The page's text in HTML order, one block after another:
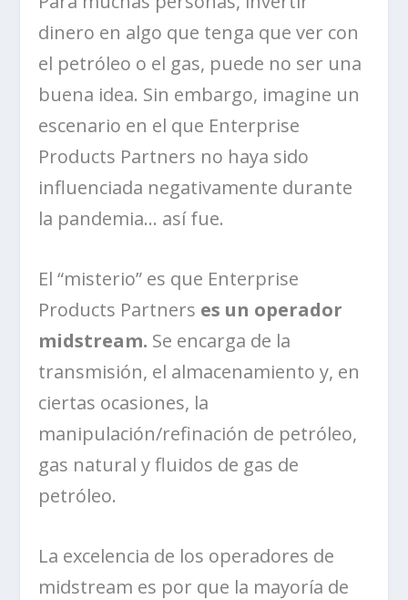
dinero en algo que tenga que ver con
el petróleo o el gas, puede no ser una
buena idea. Sin embargo, imagine un
escenario en el que Enterprise
Products Partners no haya sido
influenciada negativamente durante
la pandemia… así fue.
El “misterio” es que Enterprise
Products Partners es un operador
midstream. Se encarga de la
transmisión, el almacenamiento y, en
ciertas ocasiones, la
manipulación/refinación de petróleo,
gas natural y fluidos de gas de
petróleo.
La excelencia de los operadores de
midstream es por que la mayoría de